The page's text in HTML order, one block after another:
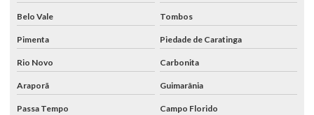
Belo Vale Tombos
Pimenta Piedade de Caratinga
Rio Novo Carbonita
Araporã Guimarânia
Passa Tempo Campo Florido